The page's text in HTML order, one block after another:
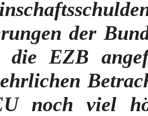
der
die EZB
noch viel